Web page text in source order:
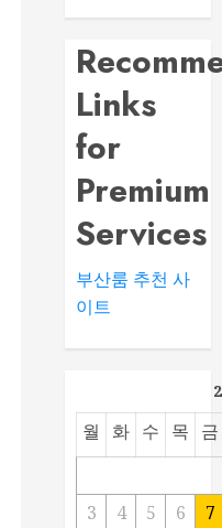
Links
for
Premium
Services
부산룸 추천 사
이트
월 화 수 목 금
3 4 5 6
7